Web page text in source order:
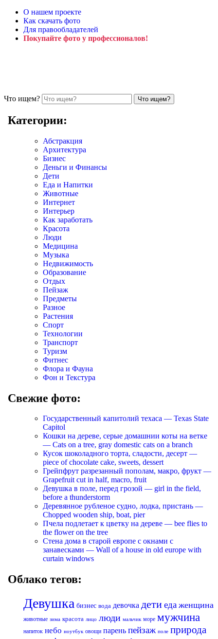
О нашем проекте
Как скачать фото
Для правообладателей
Покупайте фото у профессионалов!
Что ищем?
Категории:
Абстракция
Архитектура
Бизнес
Деньги и Финансы
Дети
Еда и Напитки
Животные
Интернет
Интерьер
Как заработать
Красота
Люди
Медицина
Музыка
Недвижимость
Образование
Отдых
Пейзаж
Предметы
Разное
Растения
Спорт
Технологии
Транспорт
Туризм
Фитнес
Флора и Фауна
Фон и Текстура
Свежие фото:
Государственный капитолий техаса — Texas State
Capitol
Кошки на дереве, серые домашнии коты на ветке
— Cats on a tree, gray domestic cats on a branch
Кусок шоколадного торта, сладости, десерт —
piece of chocolate cake, sweets, dessert
Грейпфрут разрезанный пополам, макро, фрукт —
Grapefruit cut in half, macro, fruit
Девушка в поле, перед грозой — girl in the field,
before a thunderstorm
Деревянное рубленое судно, лодка, пристань —
Chopped wooden ship, boat, pier
Пчела подлетает к цветку на дереве — bee flies to
the flower on the tree
Стена дома в старой европе с окнами с
занавесками — Wall of a house in old europe with
curtain windows
Облако тегов:
Девушка бизнес вода девочка детиеда женщина
животные зима красота лицо люди мальчик море мужчина
напиток небо ноутбук овощи парень пейзаж поле природа